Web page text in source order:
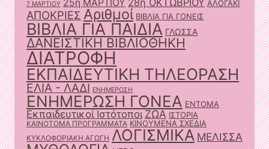
7 ΜΑΡΤΙΟΥ 25η ΜΑΡΤΙΟΥ 28η ΟΚΤΩΒΡΙΟΥ ΑΛΟΓΑΚΙ
ΑΠΟΚΡΙΕΣ Αριθμοί ΒΙΒΛΙΑ ΓΙΑ ΓΟΝΕΙΣ
ΒΙΒΛΙΑ ΓΙΑ ΠΑΙΔΙΑ ΓΛΩΣΣΑ
ΔΑΝΕΙΣΤΙΚΗ ΒΙΒΛΙΟΘΗΚΗ
ΔΙΑΤΡΟΦΗ
ΕΚΠΑΙΔΕΥΤΙΚΗ ΤΗΛΕΟΡΑΣΗ
ΕΛΙΑ - ΛΑΔΙ ΕΝΗΜΕΡΩΣΗ
ΕΝΗΜΕΡΩΣΗ ΓΟΝΕΑ ΕΝΤΟΜΑ
Εκπαιδευτικοί Ιστότοποι ΖΩΑ ΙΣΤΟΡΙΑ
ΚΑΙΝΟΤΟΜΑ ΠΡΟΓΡΑΜΜΑΤΑ ΚΙΝΟΥΜΕΝΑ ΣΧΕΔΙΑ
ΚΥΚΛΟΦΟΡΙΑΚΗ ΑΓΩΓΗ ΛΟΓΙΣΜΙΚΑ ΜΕΛΙΣΣΑ